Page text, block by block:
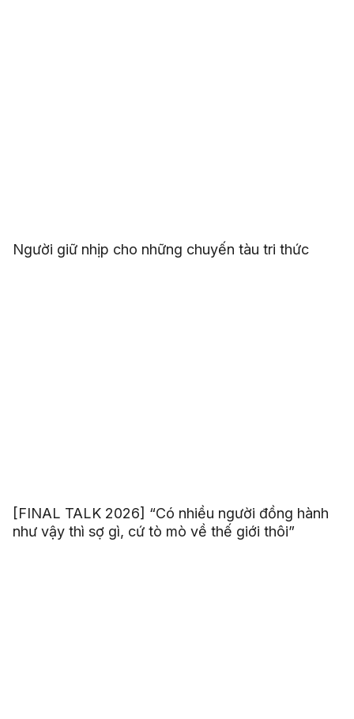
Người giữ nhịp cho những chuyến tàu tri thức
[FINAL TALK 2026] “Có nhiều người đồng hành
như vậy thì sợ gì, cứ tò mò về thế giới thôi”